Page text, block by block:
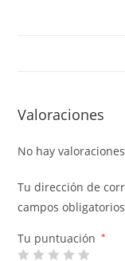
Valoraciones
No hay
Tu dirección de
campos
Tu puntuación *